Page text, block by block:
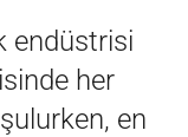
endüstrisi
her
en